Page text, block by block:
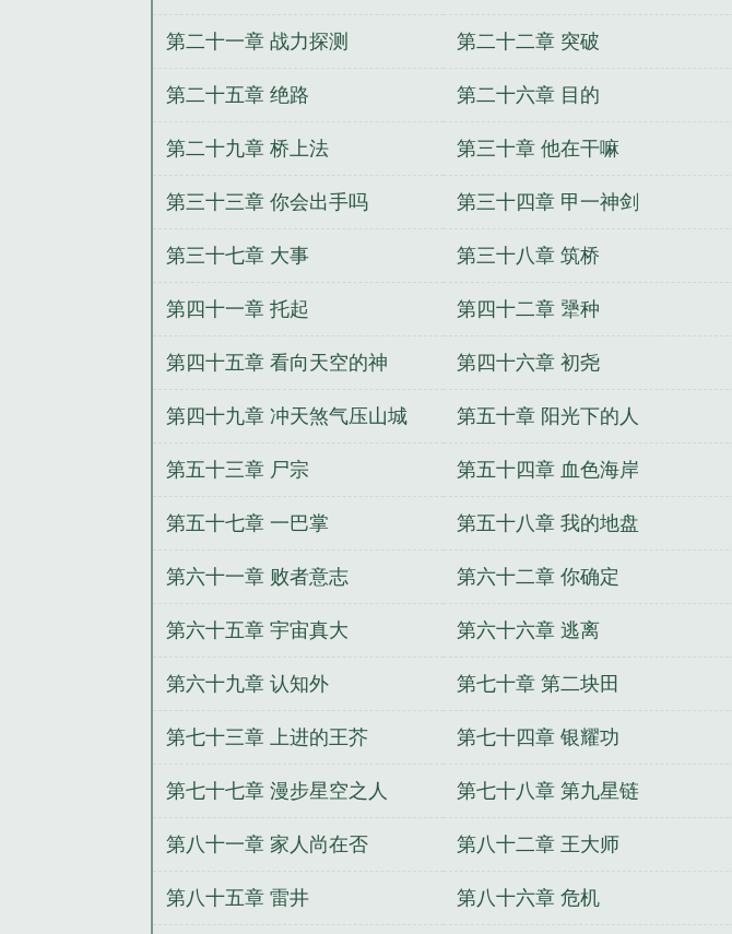
第二十一章 战力探测 第二十二章 突破
第二十五章 绝路 第二十六章 目的
第二十九章 桥上法 第三十章 他在干嘛
第三十三章 你会出手吗 第三十四章 甲一神剑
第三十七章 大事 第三十八章 筑桥
第四十一章 托起 第四十二章 犟种
第四十五章 看向天空的神 第四十六章 初尧
第四十九章 冲天煞气压山城 第五十章 阳光下的人
第五十三章 尸宗 第五十四章 血色海岸
第五十七章 一巴掌 第五十八章 我的地盘
第六十一章 败者意志 第六十二章 你确定
第六十五章 宇宙真大 第六十六章 逃离
第六十九章 认知外 第七十章 第二块田
第七十三章 上进的王芥 第七十四章 银耀功
第七十七章 漫步星空之人 第七十八章 第九星链
第八十一章 家人尚在否 第八十二章 王大师
第八十五章 雷井 第八十六章 危机